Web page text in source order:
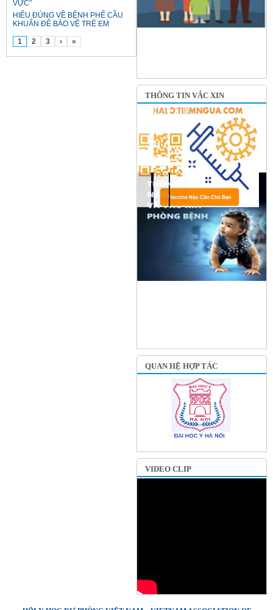
VỰC”
HIỂU ĐÚNG VỀ BỆNH PHẾ CẦU
KHUẨN ĐỂ BẢO VỆ TRẺ EM
1 2 3 › »
THÔNG TIN VẮC XIN
QUAN HỆ HỢP TÁC
VIDEO CLIP